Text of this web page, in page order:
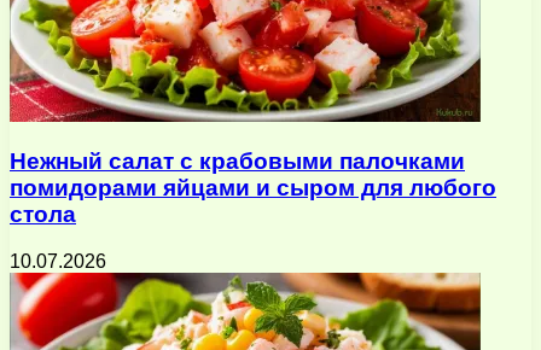
Нежный салат с крабовыми палочками
помидорами яйцами и сыром для любого
стола
10.07.2026